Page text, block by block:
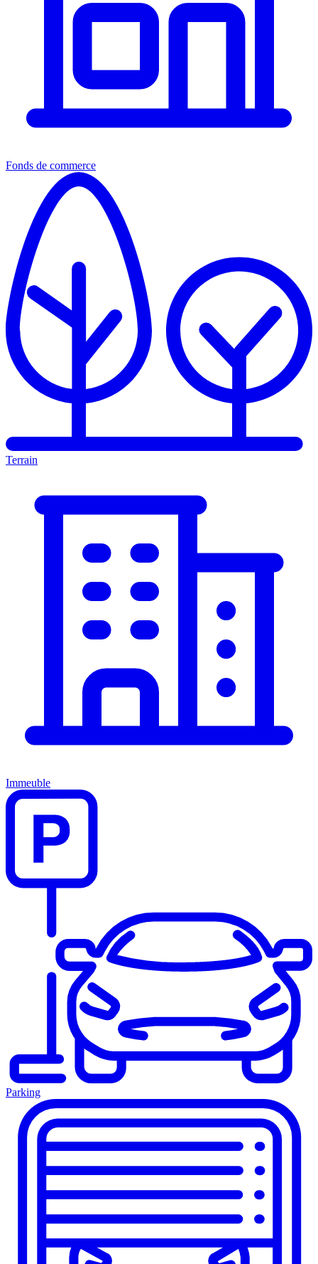
Fonds de commerce
Terrain
Immeuble
Parking